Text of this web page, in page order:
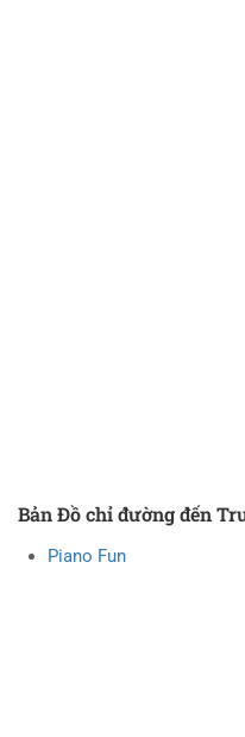
Bản Đồ chỉ đường đến
Piano Fun